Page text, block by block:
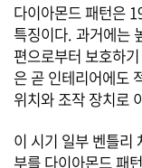
다이아몬드 패턴은
특징이다. 과거에는
편으로부터 보호하
은 곧 인테리어에도
위치와 조작 장치로
이 시기 일부 벤틀리
부를 다이아몬드 패